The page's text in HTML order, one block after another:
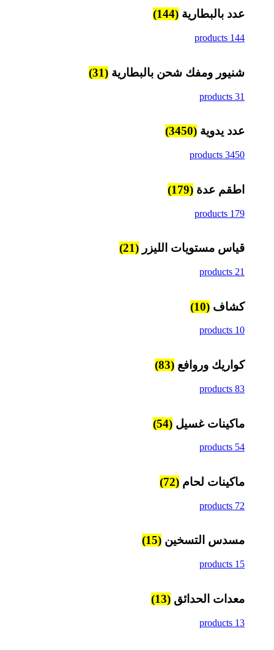
عدد بالبطارية (144)
144 products
شنيور ومفك شحن بالبطارية (31)
31 products
عدد يدوية (3450)
3450 products
اطقم عدة (179)
179 products
قياس مستويات الليزر (21)
21 products
كشاف (10)
10 products
كواريك وروافع (83)
83 products
ماكينات غسيل (54)
54 products
ماكينات لحام (72)
72 products
مسدس التسخين (15)
15 products
معدات الحدائق (13)
13 products